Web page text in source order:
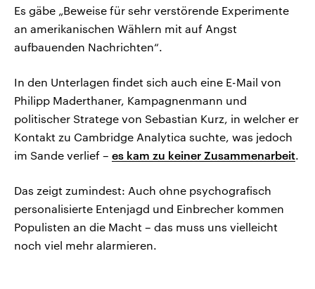
Es gäbe „Beweise für sehr verstörende Experimente
an amerikanischen Wählern mit auf Angst
aufbauenden Nachrichten“.
In den Unterlagen findet sich auch eine E-Mail von
Philipp Maderthaner, Kampagnenmann und
politischer Stratege von Sebastian Kurz, in welcher er
Kontakt zu Cambridge Analytica suchte, was jedoch
im Sande verlief – es kam zu keiner Zusammenarbeit.
Das zeigt zumindest: Auch ohne psychografisch
personalisierte Entenjagd und Einbrecher kommen
Populisten an die Macht – das muss uns vielleicht
noch viel mehr alarmieren.